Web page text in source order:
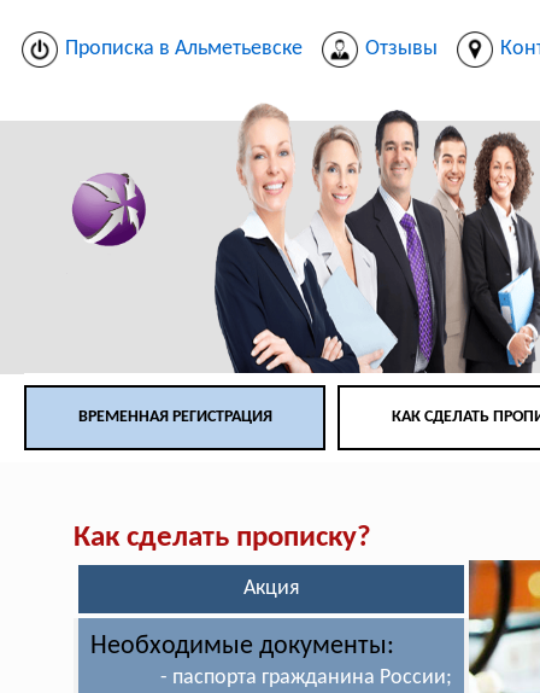
Прописка в Альметьевске Отзывы
ВРЕМЕННАЯ РЕГИСТРАЦИЯ КАК СДЕЛАТЬ
Как сделать прописку?
Акция
Необходимые документы:
- паспорта гражданина России;